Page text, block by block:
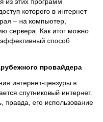
которого в интернет
– на компьютер,
сервера. Как итог можно
эффективный способ
провайдера
интернет-цензуры в
спутниковый интернет.
правда, его использование